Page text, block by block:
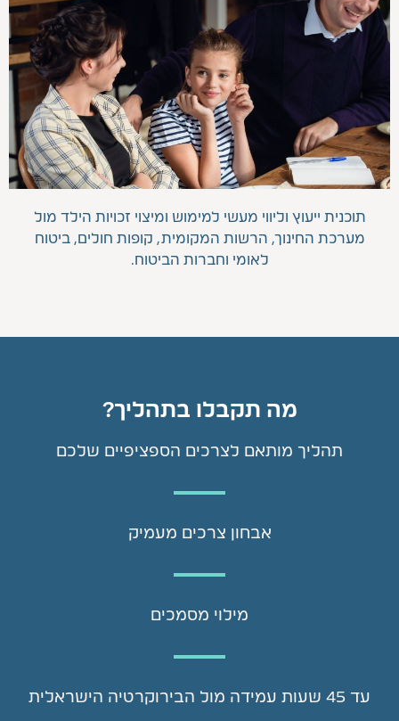
תוכנית ייעוץ וליווי מעשי למימוש ומיצוי זכויות הילד מול
מערכת החינוך, הרשות המקומית, קופות חולים, ביטוח
לאומי וחברות הביטוח.
מה תקבלו בתהליך?
תהליך מותאם לצרכים הספציפיים שלכם
אבחון צרכים מעמיק
מילוי מסמכים
עד 45 שעות עמידה מול הבירוקרטיה הישראלית